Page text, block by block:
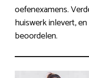
oefenexamens.
huiswerk inlevert,
beoordelen.